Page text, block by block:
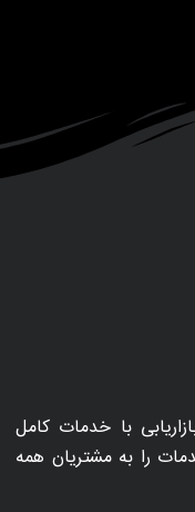
با خدمات کامل
ای از خدمات را به مشتریان همه